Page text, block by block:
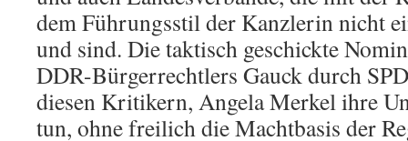
dem Führungsstil der Kanzlerin nicht
und sind. Die taktisch geschickte
DDR-Bürgerrechtlers Gauck durch
diesen Kritikern, Angela Merkel ihre
tun, ohne freilich die Machtbasis der